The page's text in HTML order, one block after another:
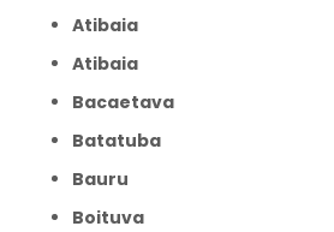
Atibaia
Atibaia
Bacaetava
Batatuba
Bauru
Boituva